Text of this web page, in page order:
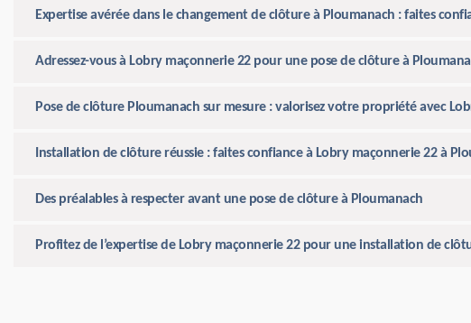
Expertise avérée dans le changement de clôture à Ploumanach : faites
Adressez-vous à Lobry maçonnerie 22 pour une pose de clôture à
Pose de clôture Ploumanach sur mesure : valorisez votre propriété avec
Installation de clôture réussie : faites confiance à Lobry maçonnerie 22 à
Des préalables à respecter avant une pose de clôture à Ploumanach
Profitez de l’expertise de Lobry maçonnerie 22 pour une installation de